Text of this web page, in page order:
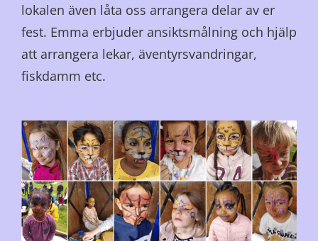
lokalen även låta oss arrangera delar av er
fest. Emma erbjuder ansiktsmålning och hjälp
att arrangera lekar, äventyrsvandringar,
fiskdamm etc.